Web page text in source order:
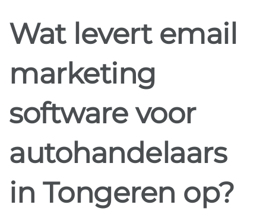
Wat levert email
marketing
software voor
autohandelaars
in Tongeren op?